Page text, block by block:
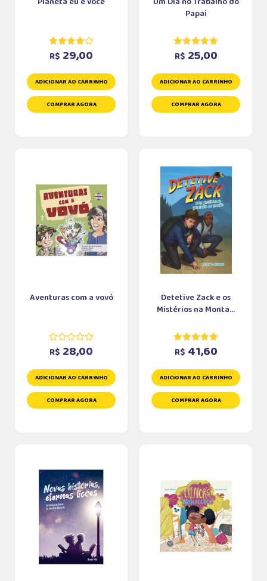
R$ 29,00
ADICIONAR AO CARRINHO
COMPRAR AGORA
Papai
R$ 25,00
ADICIONAR AO CARRINHO
COMPRAR AGORA
Aventuras com a vovó
R$ 28,00
ADICIONAR AO CARRINHO
COMPRAR AGORA
Detetive Zack e os
Mistérios na Monta...
R$ 41,60
ADICIONAR AO CARRINHO
COMPRAR AGORA